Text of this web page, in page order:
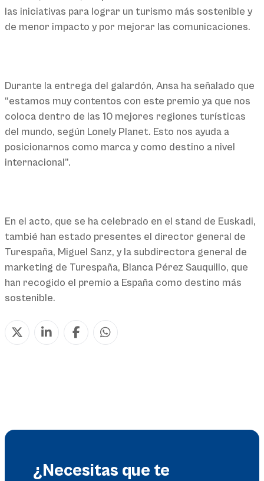
las iniciativas para lograr un turismo más sostenible y
de menor impacto y por mejorar las comunicaciones.
Durante la entrega del galardón, Ansa ha señalado que
“estamos muy contentos con este premio ya que nos
coloca dentro de las 10 mejores regiones turísticas
del mundo, según Lonely Planet. Esto nos ayuda a
posicionarnos como marca y como destino a nivel
internacional”.
En el acto, que se ha celebrado en el stand de Euskadi,
tambié han estado presentes el director general de
Turespaña, Miguel Sanz, y la subdirectora general de
marketing de Turespaña, Blanca Pérez Sauquillo, que
han recogido el premio a España como destino más
sostenible.
¿Necesitas que te